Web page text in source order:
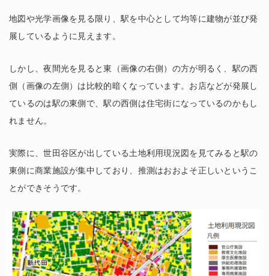
地図や光学画像を見る限り、駅を中心として均等に建物が並び発
展しているように見えます。
しかし、夜間光を見ると東（画像の右側）の方が明るく、駅の西
側（画像の左側）は比較的暗くなっています。お店などが発展し
ているのは駅の東側で、駅の西側は住宅街になっているのかもし
れません。
実際に、世田谷区が出している土地利用現況図を見てみると駅の
東側に商業施設が集中しており、推測はおおよそ正しいというこ
とができそうです。